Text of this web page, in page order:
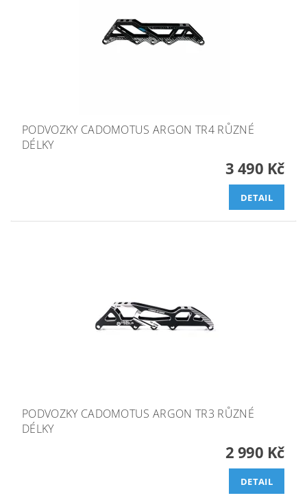
PODVOZKY CADOMOTUS ARGON TR4 RŮZNÉ
DÉLKY
3 490 Kč
DETAIL
PODVOZKY CADOMOTUS ARGON TR3 RŮZNÉ
DÉLKY
2 990 Kč
DETAIL